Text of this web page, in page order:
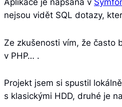
nejsou vidět SQL dotazy,
Ze zkušenosti vím, že často
v PHP… .
Projekt jsem si spustil
s klasickými HDD, druhé je